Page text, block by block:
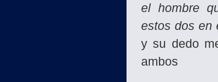
el hombre
estos dos en
y su dedo
ambos